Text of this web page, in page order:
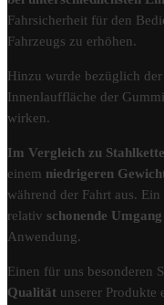
Fahrsicherheit für den
Fahrzeugs zu erhöhen.
Hinzu wurde bezüglich
Innenlauffläche der
wirken.
Im Vergleich zu
einem niedrigeren
während der Fahrt aus.
relativ schonende
Anwendung.
Einen für uns besonderen
Qualität unserer Produkte